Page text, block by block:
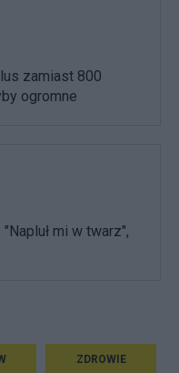
zamiast 800
ogromne
mi w twarz",
ZDROWIE